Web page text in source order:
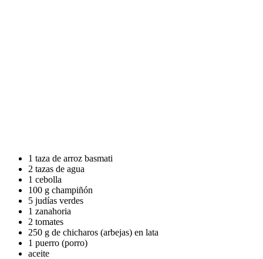
1 taza de arroz basmati
2 tazas de agua
1 cebolla
100 g champiñón
5 judías verdes
1 zanahoria
2 tomates
250 g de chicharos (arbejas) en lata
1 puerro (porro)
aceite